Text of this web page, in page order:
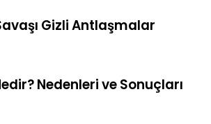
Gizli Antlaşmalar
Nedenleri ve Sonuçları